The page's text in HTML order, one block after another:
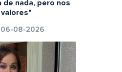
de nada, pero nos
06-08-2026